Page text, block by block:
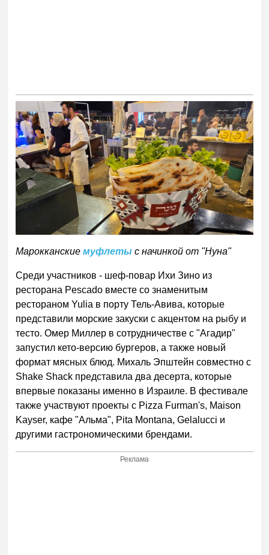
Марокканскиемуфлеты с начинкой от "Нуна"
Среди участников - шеф-повар Ихи Зино из
ресторана Pescado вместе со знаменитым
рестораном Yulia в порту Тель-Авива, которые
представили морские закуски с акцентом на рыбу и
тесто. Омер Миллер в сотрудничестве с "Агадир"
запустил кето-версию бургеров, а также новый
формат мясных блюд. Михаль Эпштейн совместно с
Shake Shack представила два десерта, которые
впервые показаны именно в Израиле. В фестивале
также участвуют проекты с Pizza Furman's, Maison
Kayser, кафе "Альма", Pita Montana, Gelalucci и
другими гастрономическими брендами.
Реклама